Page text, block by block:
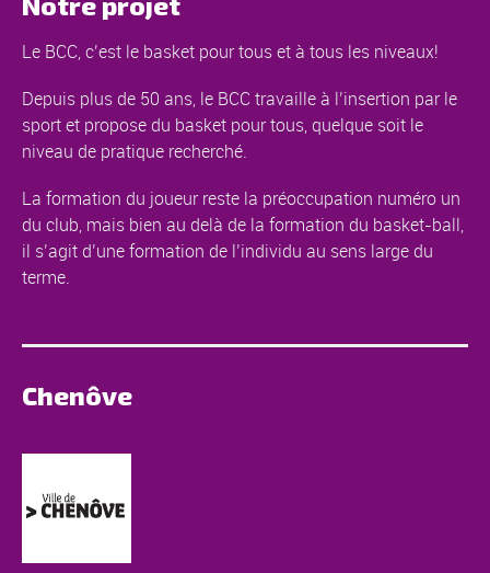
Le BCC, c’est le basket pour tous et à tous les niveaux!
Depuis plus de 50 ans, le BCC travaille à l’insertion par le
sport et propose du basket pour tous, quelque soit le
niveau de pratique recherché.
La formation du joueur reste la préoccupation numéro un
du club, mais bien au delà de la formation du basket-ball,
il s’agit d’une formation de l’individu au sens large du
terme.
Chenôve